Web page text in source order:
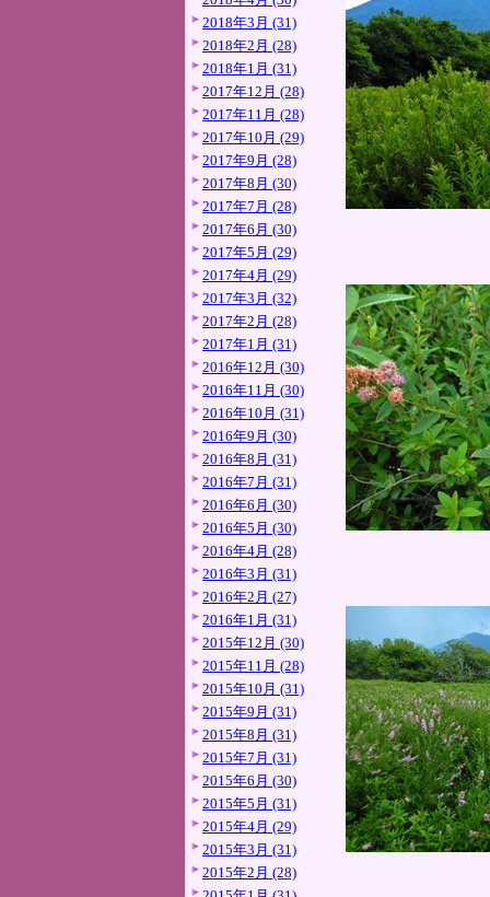
2018年3月 (31)
2018年2月 (28)
2018年1月 (31)
2017年12月 (28)
2017年11月 (28)
2017年10月 (29)
2017年9月 (28)
2017年8月 (30)
2017年7月 (28)
2017年6月 (30)
2017年5月 (29)
2017年4月 (29)
2017年3月 (32)
2017年2月 (28)
2017年1月 (31)
2016年12月 (30)
2016年11月 (30)
2016年10月 (31)
2016年9月 (30)
2016年8月 (31)
2016年7月 (31)
2016年6月 (30)
2016年5月 (30)
2016年4月 (28)
2016年3月 (31)
2016年2月 (27)
2016年1月 (31)
2015年12月 (30)
2015年11月 (28)
2015年10月 (31)
2015年9月 (31)
2015年8月 (31)
2015年7月 (31)
2015年6月 (30)
2015年5月 (31)
2015年4月 (29)
2015年3月 (31)
2015年2月 (28)